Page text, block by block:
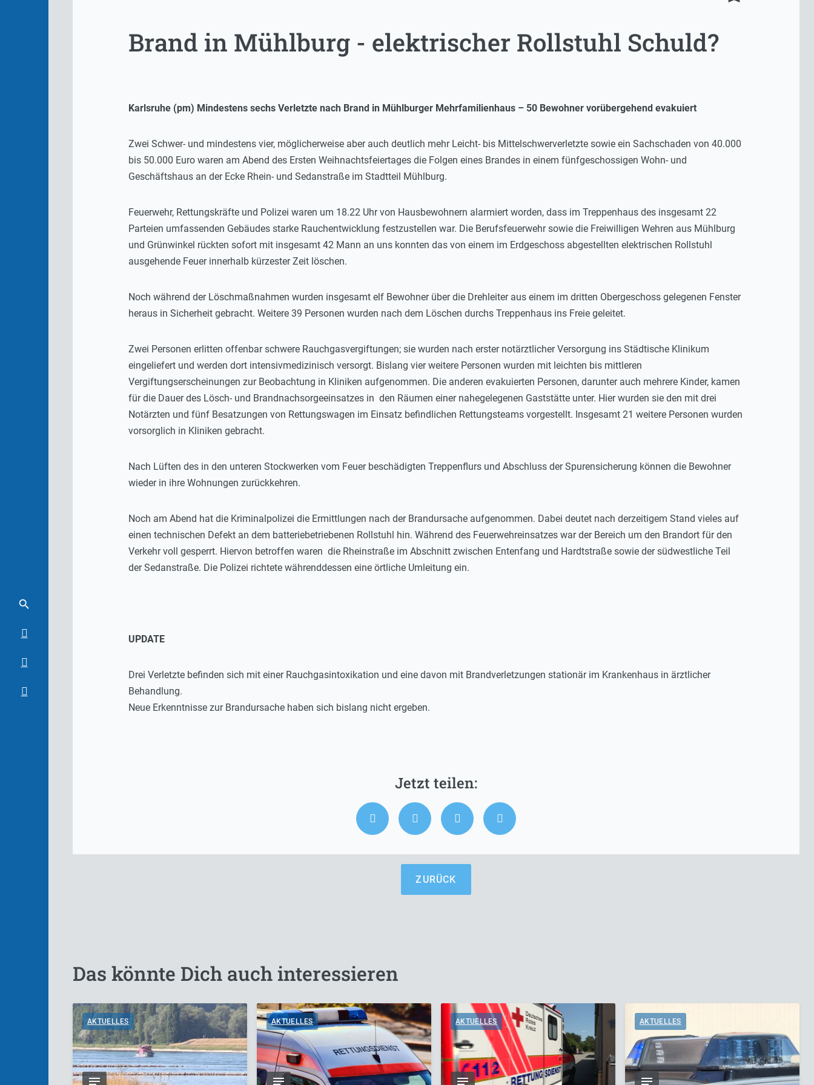
Brand in Mühlburg - elektrischer Rollstuhl Schuld?
Karlsruhe (pm) Mindestens sechs Verletzte nach Brand in Mühlburger Mehrfamilienhaus – 50 Bewohner vorübergehend evakuiert
Zwei Schwer- und mindestens vier, möglicherweise aber auch deutlich mehr Leicht- bis Mittelschwerverletzte sowie ein Sachschaden von 40.000
bis 50.000 Euro waren am Abend des Ersten Weihnachtsfeiertages die Folgen eines Brandes in einem fünfgeschossigen Wohn- und
Geschäftshaus an der Ecke Rhein- und Sedanstraße im Stadtteil Mühlburg.
Feuerwehr, Rettungskräfte und Polizei waren um 18.22 Uhr von Hausbewohnern alarmiert worden, dass im Treppenhaus des insgesamt 22
Parteien umfassenden Gebäudes starke Rauchentwicklung festzustellen war. Die Berufsfeuerwehr sowie die Freiwilligen Wehren aus Mühlburg
und Grünwinkel rückten sofort mit insgesamt 42 Mann an uns konnten das von einem im Erdgeschoss abgestellten elektrischen Rollstuhl
ausgehende Feuer innerhalb kürzester Zeit löschen.
Noch während der Löschmaßnahmen wurden insgesamt elf Bewohner über die Drehleiter aus einem im dritten Obergeschoss gelegenen Fenster
heraus in Sicherheit gebracht. Weitere 39 Personen wurden nach dem Löschen durchs Treppenhaus ins Freie geleitet.
Zwei Personen erlitten offenbar schwere Rauchgasvergiftungen; sie wurden nach erster notärztlicher Versorgung ins Städtische Klinikum
eingeliefert und werden dort intensivmedizinisch versorgt. Bislang vier weitere Personen wurden mit leichten bis mittleren
Vergiftungserscheinungen zur Beobachtung in Kliniken aufgenommen. Die anderen evakuierten Personen, darunter auch mehrere Kinder, kamen
für die Dauer des Lösch- und Brandnachsorgeeinsatzes in den Räumen einer nahegelegenen Gaststätte unter. Hier wurden sie den mit drei
Notärzten und fünf Besatzungen von Rettungswagen im Einsatz befindlichen Rettungsteams vorgestellt. Insgesamt 21 weitere Personen wurden
vorsorglich in Kliniken gebracht.
Nach Lüften des in den unteren Stockwerken vom Feuer beschädigten Treppenflurs und Abschluss der Spurensicherung können die Bewohner
wieder in ihre Wohnungen zurückkehren.
Noch am Abend hat die Kriminalpolizei die Ermittlungen nach der Brandursache aufgenommen. Dabei deutet nach derzeitigem Stand vieles auf
einen technischen Defekt an dem batteriebetriebenen Rollstuhl hin. Während des Feuerwehreinsatzes war der Bereich um den Brandort für den
Verkehr voll gesperrt. Hiervon betroffen waren die Rheinstraße im Abschnitt zwischen Entenfang und Hardtstraße sowie der südwestliche Teil
der Sedanstraße. Die Polizei richtete währenddessen eine örtliche Umleitung ein.
UPDATE
Drei Verletzte befinden sich mit einer Rauchgasintoxikation und eine davon mit Brandverletzungen stationär im Krankenhaus in ärztlicher
Behandlung.
Neue Erkenntnisse zur Brandursache haben sich bislang nicht ergeben.
ZURÜCK
Das könnte Dich auch interessieren
AKTUELLES AKTUELLES AKTUELLES AKTUELLES